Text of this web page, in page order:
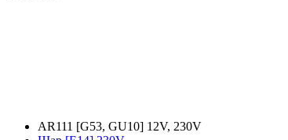
AR111 [G53, GU10] 12V, 230V